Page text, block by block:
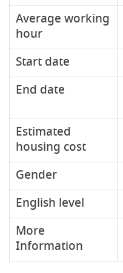
Average working
hour
Start date
End date
Estimated
housing cost
Gender
English level
More
Information